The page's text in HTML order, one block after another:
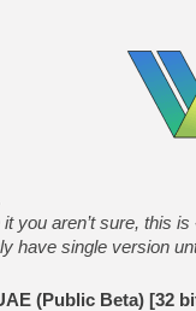
it you aren’t sure, this
have single version
(Public Beta) [32